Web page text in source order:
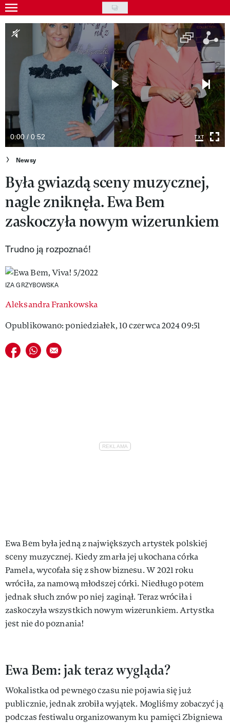
Skip
to
main
Gwiazdy
Moda
Styl życia
Kultura
Wideo
Nasze akcje
VIVA!ART
VIVA!MODA
VIVA!PEOPLE POWER
VIVA!ITAKA
MAGAZYN VIVA!
0:00 / 0:52
Newsy
Była gwiazdą sceny muzycznej,
nagle zniknęła. Ewa Bem
zaskoczyła nowym wizerunkiem
Trudno ją rozpoznać!
IZA GRZYBOWSKA
Aleksandra Frankowska
Opublikowano: poniedziałek, 10 czerwca 2024 09:51
Udostępnij na facebook
Udostępnij na whatsapp
E-mail do przyjaciela
Ewa Bem była jedną z największych artystek polskiej
sceny muzycznej. Kiedy zmarła jej ukochana córka
Pamela, wycofała się z show biznesu. W 2021 roku
wróciła, za namową młodszej córki. Niedługo potem
jednak słuch znów po niej zaginął. Teraz wróciła i
zaskoczyła wszystkich nowym wizerunkiem. Artystka
jest nie do poznania!
Ewa Bem: jak teraz wygląda?
Wokalistka od pewnego czasu nie pojawia się już
publicznie, jednak zrobiła wyjątek. Mogliśmy zobaczyć ją
podczas festiwalu organizowanym ku pamięci Zbigniewa